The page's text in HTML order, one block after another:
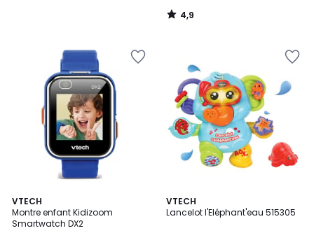
4,9
/
VTECH
Montre enfant Kidizoom
Smartwatch DX2
5
/
5
VTECH
Lancelot l'Eléphant'eau 515305
4,2
/ 5